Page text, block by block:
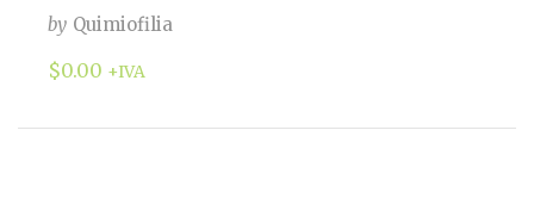
by Quimiofilia
$0.00 +IVA